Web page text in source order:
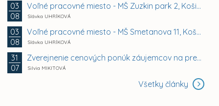
03
08
Voľné pracovné miesto - MŠ Zuzkin park 2, Košice -...
Slávka UHRÍKOVÁ
03
08
Voľné pracovné miesto - MŠ Smetanova 11, Košice -...
Slávka UHRÍKOVÁ
31
07
Zverejnenie cenových ponúk záujemcov na prenájom...
Silvia MIKITOVÁ
Všetky články